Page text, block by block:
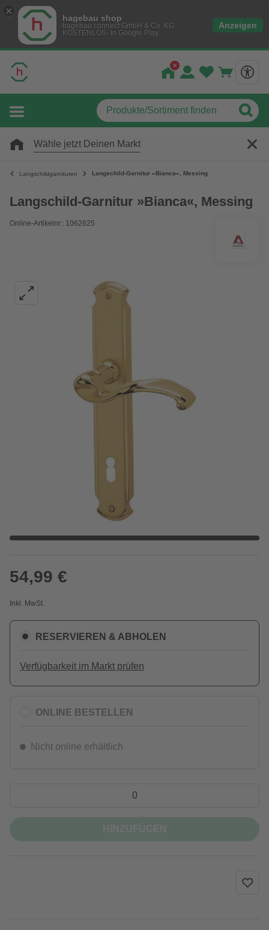
hagebau shop
hagebau connect GmbH & Co. KG
KOSTENLOS- In Google Play
Anzeigen
Wähle jetzt Deinen Markt
Langschildgarnituren Langschild-Garnitur »Bianca«, Messing
Langschild-Garnitur »Bianca«, Messing
Online-Artikelnr.: 1062625
54,99 €
Inkl. MwSt.
RESERVIEREN & ABHOLEN
Verfügbarkeit im Markt prüfen
ONLINE BESTELLEN
Nicht online erhältlich